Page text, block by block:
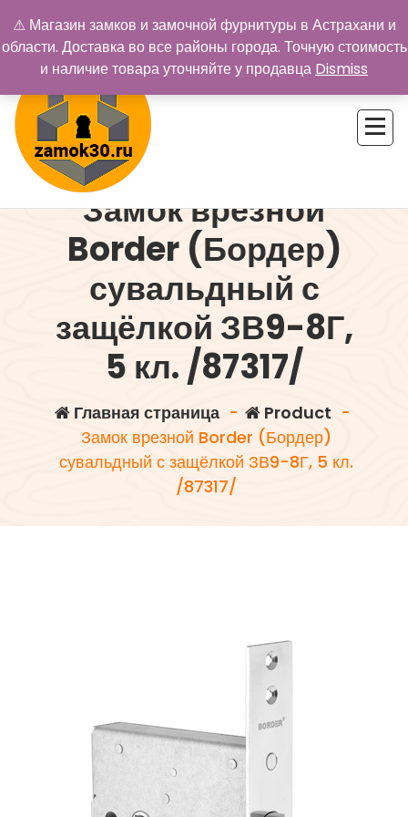
содержимому
Замок врезной
Border (Бордер)
сувальдный с
защёлкой ЗВ9-8Г,
5 кл. /87317/
Главная страница - Product -
Замок врезной Border (Бордер)
сувальдный с защёлкой ЗВ9-8Г, 5 кл.
/87317/
⚠ Магазин замков и замочной фурнитуры в Астрахани и
области. Доставка во все районы города. Точную стоимость
и наличие товара уточняйте у продавца Dismiss